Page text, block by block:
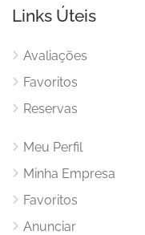
Links Úteis
Avaliações
Favoritos
Reservas
Meu Perfil
Minha Empresa
Favoritos
Anunciar